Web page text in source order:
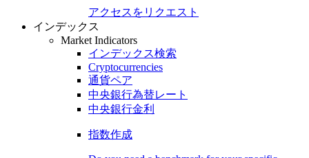
アクセスをリクエスト
インデックス
Market Indicators
インデックス検索
Cryptocurrencies
通貨ペア
中央銀行為替レート
中央銀行金利
指数作成